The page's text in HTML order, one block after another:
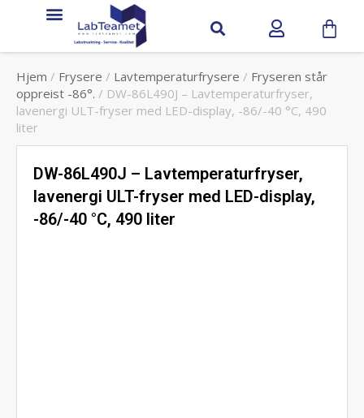
Hjem / Frysere / Lavtemperaturfrysere / Fryseren står
oppreist -86°. / DW-86L490J – Lavtemperaturfryser,
lavenergi ULT-fryser med LED-display, -86/-40 °C, 490
liter
DW-86L490J – Lavtemperaturfryser,
lavenergi ULT-fryser med LED-display,
-86/-40 °C, 490 liter